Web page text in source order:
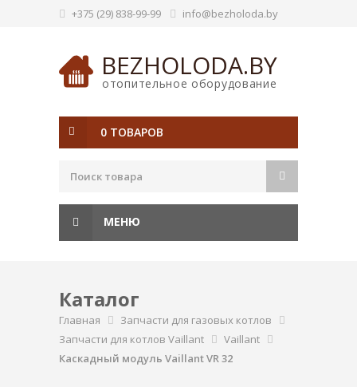
+375 (29) 838-99-99 info@bezholoda.by
BEZHOLODA.BY
отопительное оборудование
0 ТОВАРОВ
МЕНЮ
Каталог
Главная
Запчасти для газовых котлов
Запчасти для котлов Vaillant
Vaillant
Каскадный модуль Vaillant VR 32